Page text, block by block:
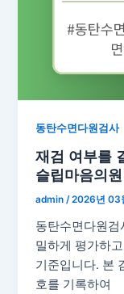
동탄수면다원검사
재검 여부를
슬립마음의
admin /2026년 03
동탄수면다원
밀하게 평가하
기준입니다. 본
호를 기록하여